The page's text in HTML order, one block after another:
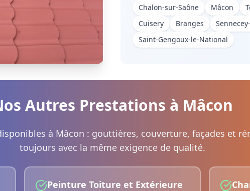
Chalon-sur-Saône Mâcon
Cuisery
Branges
Saint-Gengoux-le-National
Autres Prestations à Mâcon
à Mâcon : gouttières, couverture, façades et
toujours avec la même exigence de qualité.
Peinture Toiture et Extérieure